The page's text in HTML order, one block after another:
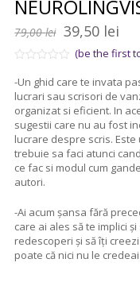
79,00lei Prețul
inițial
fost:
79,00 lei.
39,50 lei
la
0
din
(be the first
-Un ghid care te invata
lucrari sau scrisori de
organizat si eficient. In
sugestii care nu au fost
lucrare despre scris.
trebuie sa faci atunci
ce fac si modul cum
autori.
-Ai acum şansa fără
care ai ales să te implici
redescoperi şi să îți
poate că nici nu le